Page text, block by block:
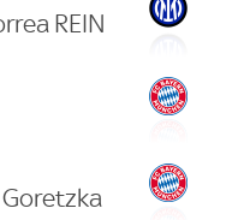
REIN
Goretzka